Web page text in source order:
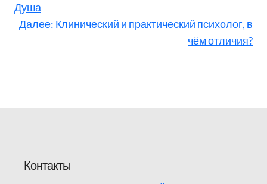
Душа
Далее: Клинический и практический психолог, в
чём отличия?
Контакты